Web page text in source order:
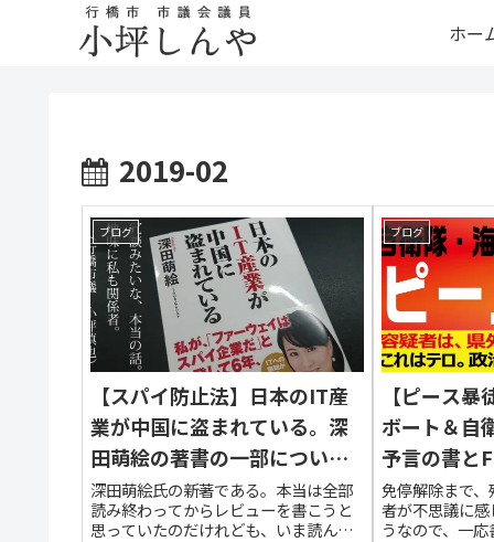
ホー
2019-02
ブログ
【スパイ防止法】日本のIT産
業が中国に盗まれている。深
田萌絵の著書の一部につい
て、現職議員として証言する
【やっぱりか！と感じた人は
深田萌絵氏の新著である。本当は全部
読み終わってからレビューを書こうと
思っていたのだけれども、いま読んで
ブログ
【ピース
ボート＆自
予言の書と
解できない
免停解除まで
者が不思議に
うなので、一